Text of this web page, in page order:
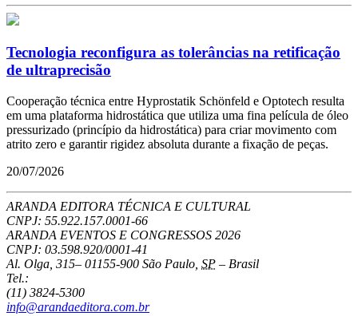
Tecnologia reconfigura as tolerâncias na retificação
de ultraprecisão
Cooperação técnica entre Hyprostatik Schönfeld e Optotech resulta
em uma plataforma hidrostática que utiliza uma fina película de óleo
pressurizado (princípio da hidrostática) para criar movimento com
atrito zero e garantir rigidez absoluta durante a fixação de peças.
20/07/2026
ARANDA EDITORA TÉCNICA E CULTURAL
CNPJ: 55.922.157.0001-66
ARANDA EVENTOS E CONGRESSOS 2026
CNPJ: 03.598.920/0001-41
Al. Olga, 315– 01155-900 São Paulo SP – Brasil
Tel.:
(11) 3824-5300
info@arandaeditora.com.br